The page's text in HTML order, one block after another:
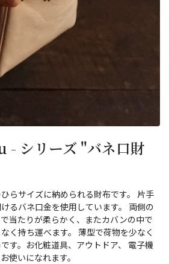
シリーズ "バネ口財
らサイズに納められる財布です。 片手
るバネ口金を使用しています。 両側の
当たりが柔らかく、またカバンの中で
く持ち運べます。 薄型で荷物を少なく
す。お化粧道具、アウトドア、 電子機
使いになれます。